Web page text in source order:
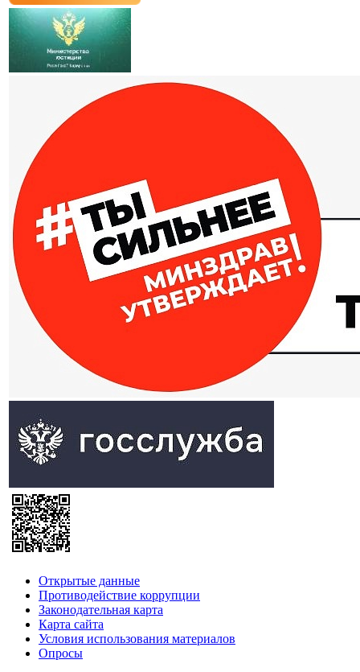
Открытые данные
Противодействие коррупции
Законодательная карта
Карта сайта
Условия использования материалов
Опросы